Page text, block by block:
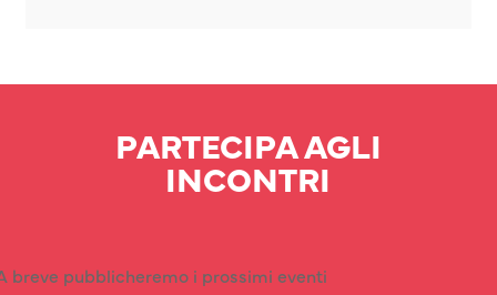
PARTECIPA AGLI
INCONTRI
breve pubblicheremo i prossimi eventi